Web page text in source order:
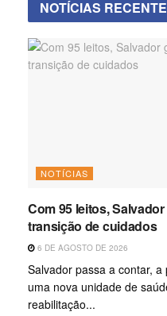
NOTÍCIAS
NOTÍCIAS
Com 95 leitos,
transição de cuidados
6 DE AGOSTO DE 2026
Salvador passa a contar,
uma nova unidade de
reabilitação...